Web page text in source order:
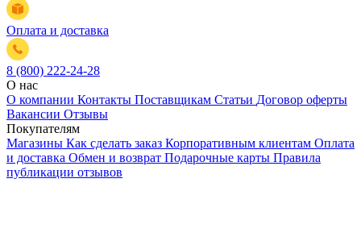
Оплата и доставка
8 (800) 222-24-28
О нас
О компании Контакты Поставщикам Статьи Договор оферты
Вакансии Отзывы
Покупателям
Магазины Как сделать заказ Корпоративным клиентам Оплата
и доставка Обмен и возврат Подарочные карты Правила
публикации отзывов